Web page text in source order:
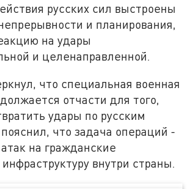
русских сил выстроены
и планирования,
на удары
и целенаправленной.
что специальная военная
отчасти для того,
удары по русским
что задача операций -
на гражданские
внутри страны.